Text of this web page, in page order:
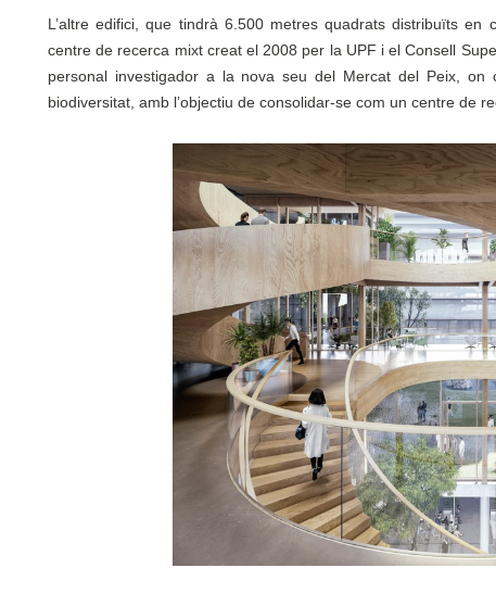
L’altre edifici, que tindrà 6.500 metres quadrats distribuïts en
centre de recerca mixt creat el 2008 per la UPF i el Consell
personal investigador a la nova seu del Mercat del Peix,
biodiversitat, amb l’objectiu de consolidar-se com un centre de